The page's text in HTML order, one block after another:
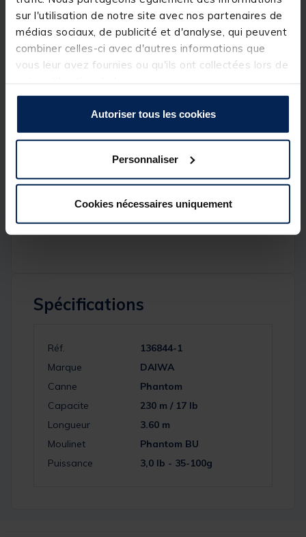
sur l'utilisation de notre site avec nos partenaires de
médias sociaux, de publicité et d'analyse, qui peuvent
combiner celles-ci avec d'autres informations que
vous leur avez fournies ou qu'ils ont collectées lors de
Autoriser tous les cookies
Personnaliser
Cookies nécessaires uniquement
Finition carbone micropitch
2 éléments
Encombrement de 188 cm
Moulinet :
Taille 5000
Bâti graphite
Coloris black
Spécifications
Réf.
136844-1
Marque
DAIWA
Canne
Phantom
Capacite
230 m / 17 lb
Longueur
3.60 m
Moulinet
Phantom BU
Puissance
3,0 lb - 35-100g